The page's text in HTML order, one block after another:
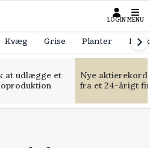
LOGIN MENU
Kvæg Grise Planter
at udlægge et
Nye
fra et 24-årigt